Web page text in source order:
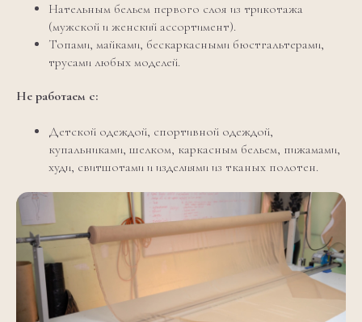
Нательным бельем первого слоя из трикотажа
(мужской и женский ассортимент).
Топами, майками, бескаркасными бюстгальтерами,
трусами любых моделей.
Не работаем с:
Детской одеждой, спортивной одеждой,
купальниками, шелком, каркасным бельем, пижамами,
худи, свитшотами и изделиями из тканых полотен.